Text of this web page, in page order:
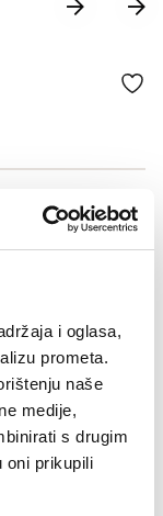
i oglasa,
prometa.
naše
medije,
s drugim
oni prikupili